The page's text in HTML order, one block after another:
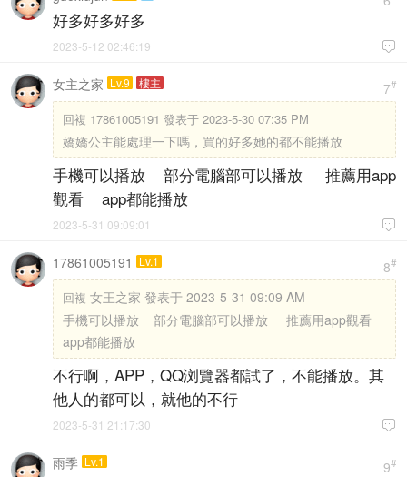
好多好多好多

2023-5-12 02:46:19
7#
女主之家 Lv.9 樓主
回複 17861005191 發表于 2023-5-30 07:35 PM
嬌嬌公主能處理一下嗎，買的好多她的都不能播放
手機可以播放 部分電腦部可以播放 推薦用app
觀看 app都能播放

2023-5-31 09:09:01
8#
17861005191 Lv.1
回複 女王之家 發表于 2023-5-31 09:09 AM
手機可以播放 部分電腦部可以播放 推薦用app觀看
app都能播放
不行啊，APP，QQ浏覽器都試了，不能播放。其
他人的都可以，就他的不行

2023-5-31 21:17:30
9#
雨季 Lv.1